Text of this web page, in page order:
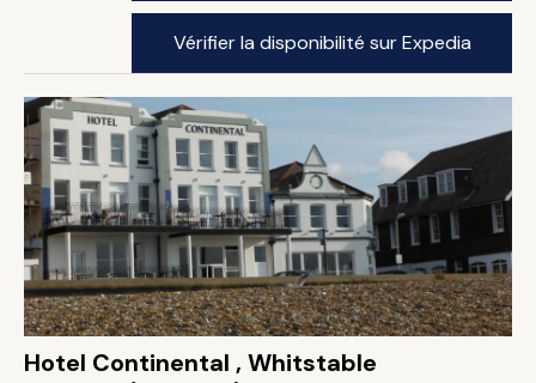
Vérifier la disponibilité sur Expedia
Hotel Continental , Whitstable